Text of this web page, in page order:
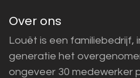
Over ons
Louët is een familiebedrijf,
generatie het
ongeveer 30 medewerker